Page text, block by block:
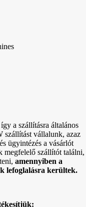
a szállításra általános
szállítást vállalunk, azaz
ügyintézés a vásárlót
megfelelő szállítót találni,
amennyiben a
lefoglalásra kerültek.